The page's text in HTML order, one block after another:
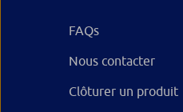
FAQs
Nous contacter
Clôturer un produit